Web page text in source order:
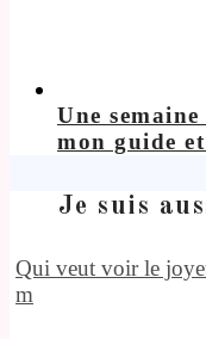
Une
mon guide et
Je suis
Qui veut voir le
m